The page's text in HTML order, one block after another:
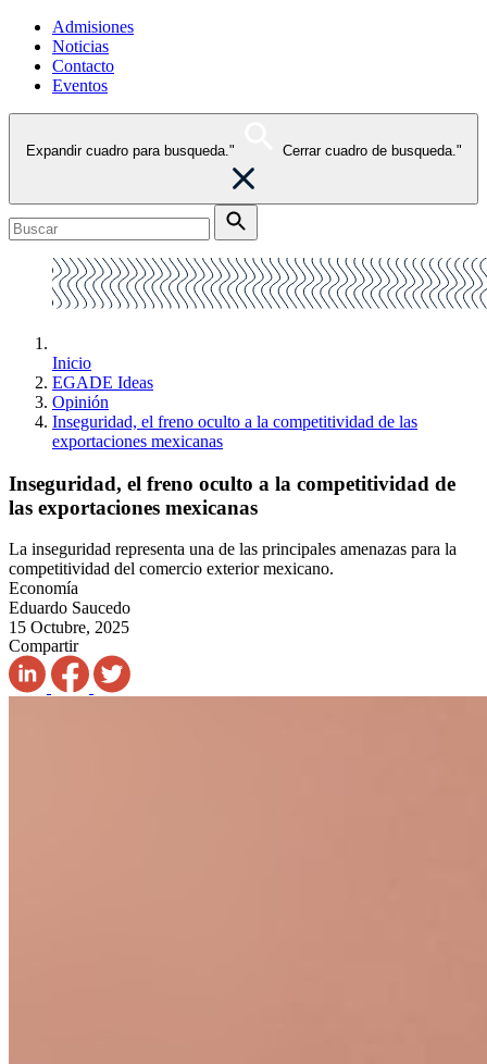
Admisiones
Noticias
Contacto
Eventos
Expandir cuadro para busqueda." Cerrar cuadro de busqueda."
Inicio
EGADE Ideas
Opinión
Inseguridad, el freno oculto a la competitividad de las
exportaciones mexicanas
Inseguridad, el freno oculto a la competitividad de
las exportaciones mexicanas
La inseguridad representa una de las principales amenazas para la
competitividad del comercio exterior mexicano.
Economía
Eduardo Saucedo
15 Octubre, 2025
Compartir